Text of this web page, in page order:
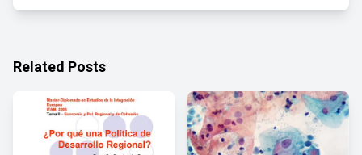
Related Posts